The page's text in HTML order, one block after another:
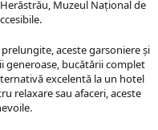
Muzeul Național de
aceste garsoniere și
generoase, bucătării complet
excelentă la un hotel
relaxare sau afaceri, aceste